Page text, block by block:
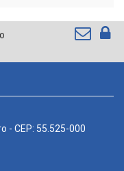
- CEP: 55.525-000